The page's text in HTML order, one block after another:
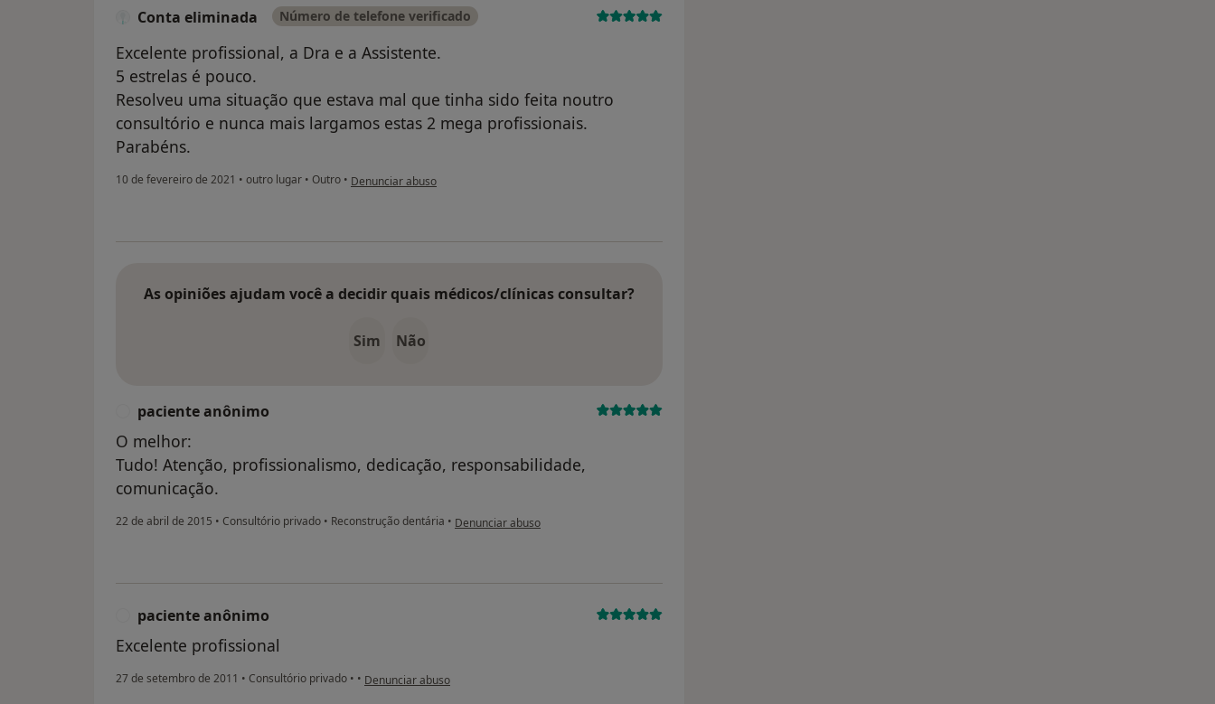
Conta eliminada Número de telefone verificado
Excelente profissional, a Dra e a Assistente.
5 estrelas é pouco.
Resolveu uma situação que estava mal que tinha sido feita noutro
consultório e nunca mais largamos estas 2 mega profissionais.
Parabéns.
10 de fevereiro de 2021 • outro lugar • Outro • na opinião do utilizador Conta eliminada
Denunciar abuso
As opiniões ajudam você a decidir quais médicos/clínicas consultar?
Sim Não
paciente anônimo
O melhor:
Tudo! Atenção, profissionalismo, dedicação, responsabilidade,
comunicação.
22 de abril de 2015 • Consultório privado • Reconstrução dentária • na opinião do utilizador paciente anônimo
Denunciar abuso
paciente anônimo
Excelente profissional
27 de setembro de 2011 • Consultório privado • • na opinião do utilizador paciente anônimo
Denunciar abuso